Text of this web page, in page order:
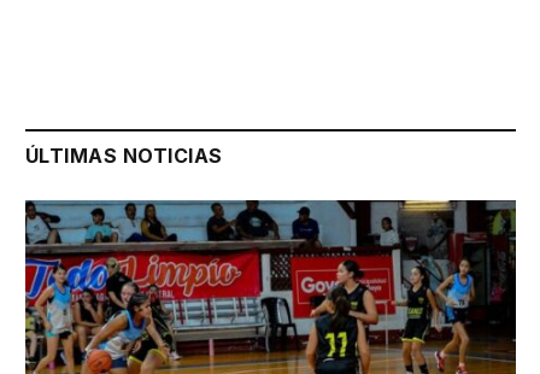
ÚLTIMAS NOTICIAS